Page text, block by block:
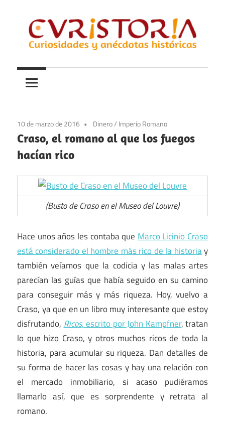
contenido
Curistoria
y
anécdotas
historia
10 de marzo de 2016 Dinero/ Imperio Romano
Craso, el romano al que los fuegos
hacían rico
(Busto de Craso en el Museo del Louvre)
Hace unos años les contaba que Marco Licinio Craso
está considerado el hombre más rico de la historiay
también veíamos que la codicia y las malas artes
parecían las guías que había seguido en su camino
para conseguir más y más riqueza. Hoy, vuelvo a
Craso, ya que en un libro muy interesante que estoy
disfrutando, Ricos, escrito por John Kampfner, tratan
lo que hizo Craso, y otros muchos ricos de toda la
historia, para acumular su riqueza. Dan detalles de
su forma de hacer las cosas y hay una relación con
el mercado inmobiliario, si acaso pudiéramos
llamarlo así, que es sorprendente y retrata al
romano.